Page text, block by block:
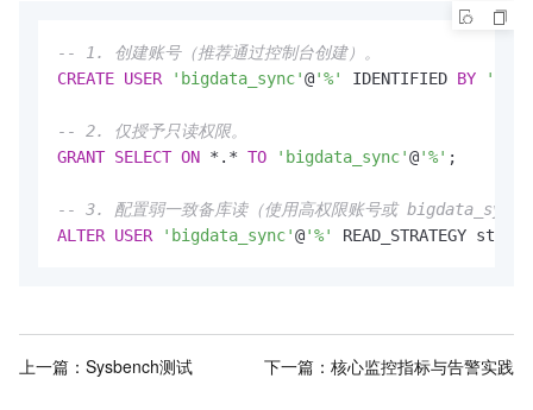
-- 1. 创建账号（推荐通过控制台创建）。
CREATE USER 'bigdata_sync'@'%' IDENTIFIED BY
-- 2. 仅授予只读权限。
GRANT SELECT ON * . * TO 'bigdata_sync'@'%' ;
-- 3. 配置弱一致备库读（使用高权限账号或 bigdata_sync
ALTER USER 'bigdata_sync'@'%' READ_STRATEGY stale;
上一篇： Sysbench测试 下一篇： 核心监控指标与告警实践